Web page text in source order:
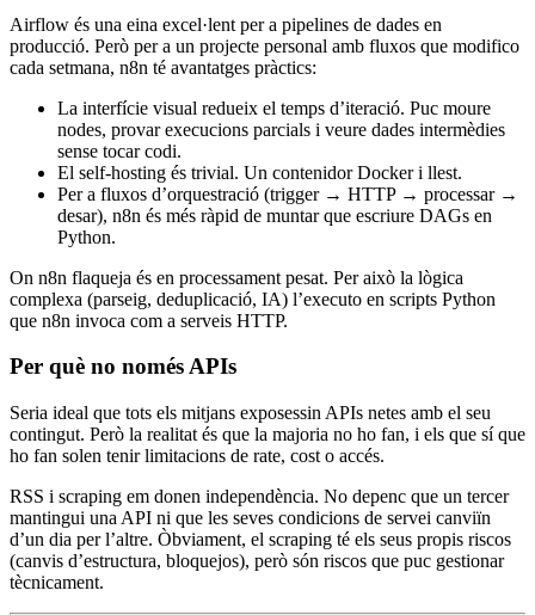
Airflow és una eina excel·lent per a pipelines de dades en
producció. Però per a un projecte personal amb fluxos que modifico
cada setmana, n8n té avantatges pràctics:
La interfície visual redueix el temps d’iteració. Puc moure
nodes, provar execucions parcials i veure dades intermèdies
sense tocar codi.
El self-hosting és trivial. Un contenidor Docker i llest.
Per a fluxos d’orquestració (trigger → HTTP → processar →
desar), n8n és més ràpid de muntar que escriure DAGs en
Python.
On n8n flaqueja és en processament pesat. Per això la lògica
complexa (parseig, deduplicació, IA) l’executo en scripts Python
que n8n invoca com a serveis HTTP.
Per què no només APIs
Seria ideal que tots els mitjans exposessin APIs netes amb el seu
contingut. Però la realitat és que la majoria no ho fan, i els que sí que
ho fan solen tenir limitacions de rate, cost o accés.
RSS i scraping em donen independència. No depenc que un tercer
mantingui una API ni que les seves condicions de servei canviïn
d’un dia per l’altre. Òbviament, el scraping té els seus propis riscos
(canvis d’estructura, bloquejos), però són riscos que puc gestionar
tècnicament.